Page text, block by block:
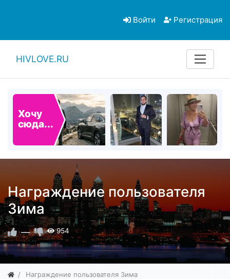
Войти Регистрация
HIVLOVE.RU
Хочу
сюда...
Награждение пользователя
Зима
— 954
Награждение пользователя Зима